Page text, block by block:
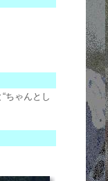
ちゃんとし